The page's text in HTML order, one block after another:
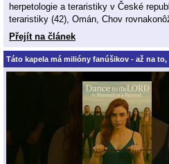
herpetologie a teraristiky v České
teraristiky (42), Omán, Chov
Přejít na článek
Táto kapela má milióny fanúšikov - až na to,